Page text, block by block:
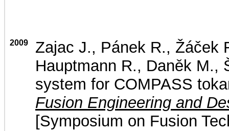
2009
Zajac J., Pánek R., Žáček
Hauptmann R., Daněk M.,
system for COMPASS
Fusion Engineering and
[Symposium on Fusion